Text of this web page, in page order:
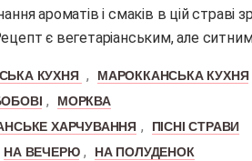
ароматів і смаків в цій
є вегетаріанським, але
КУХНЯ ,
МАРОККАНСЬКА КУХНЯ
,
МОРКВА
ХАРЧУВАННЯ ,
ПІСНІ СТРАВИ
НА ВЕЧЕРЮ ,
НА ПОЛУДЕНОК